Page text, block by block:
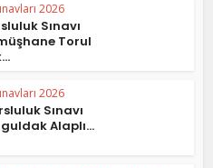
2026
Sınavı
Torul
2026
Sınavı
Alaplı...